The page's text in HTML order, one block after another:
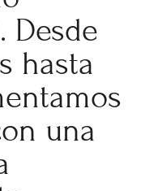
Desde
hasta
una